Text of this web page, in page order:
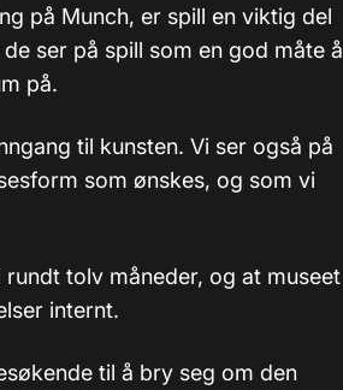
på Munch, er spill en viktig del
ser på spill som en god måte å
på.
til kunsten. Vi ser også på
som ønskes, og som vi
tolv måneder, og at museet
internt.
til å bry seg om den